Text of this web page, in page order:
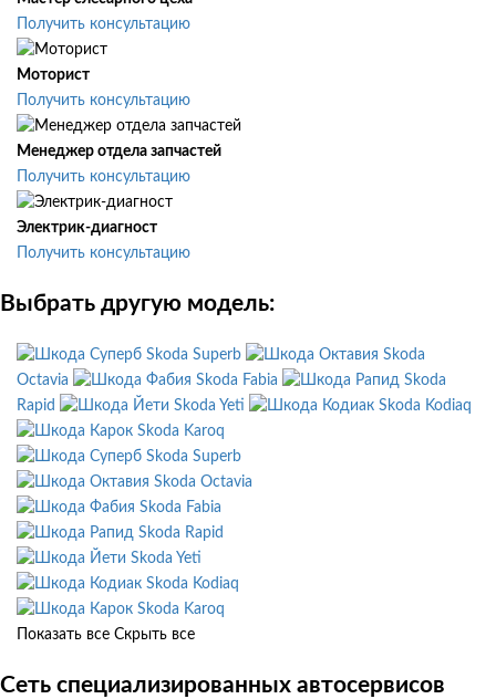
Получить консультацию
Моторист
Получить консультацию
Менеджер отдела запчастей
Получить консультацию
Электрик-диагност
Получить консультацию
Выбрать другую модель:
Skoda Superb
Skoda
Octavia
Skoda Fabia
Skoda
Rapid
Skoda Yeti
Skoda Kodiaq
Skoda Karoq
Skoda Superb
Skoda Octavia
Skoda Fabia
Skoda Rapid
Skoda Yeti
Skoda Kodiaq
Skoda Karoq
Показать все Скрыть все
Сеть специализированных автосервисов